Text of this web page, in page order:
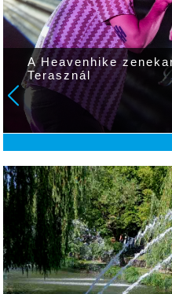
A Heavenhike
Terasznál